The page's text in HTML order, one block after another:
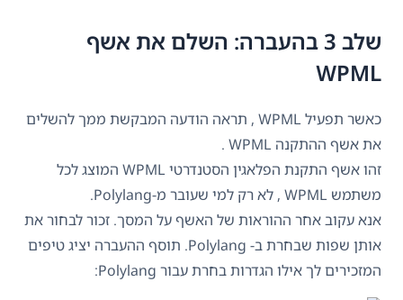
שלב 3 בהעברה: השלם את אשף
WPML
כאשר תפעיל WPML , תראה הודעה המבקשת ממך להשלים
את אשף ההתקנה WPML .
זהו אשף התקנת הפלאגין הסטנדרטי WPML המוצג לכל
משתמש WPML , לא רק למי שעובר מ-Polylang.
אנא עקוב אחר ההוראות של האשף על המסך. זכור לבחור את
אותן שפות שבחרת ב- Polylang. תוסף ההעברה יציג טיפים
המזכירים לך אילו הגדרות בחרת עבור Polylang: